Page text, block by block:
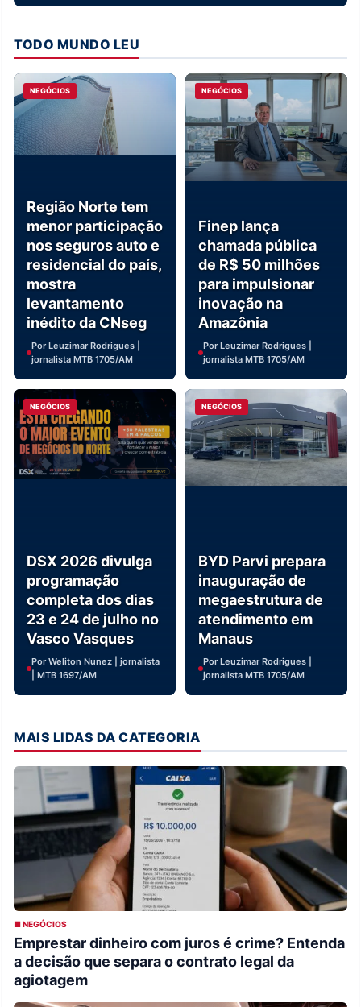
TODO MUNDO LEU
NEGÓCIOS
Região Norte tem
menor participação
nos seguros auto e
residencial do país,
mostra
levantamento
inédito da CNseg
Por Leuzimar Rodrigues |
jornalista MTB 1705/AM
NEGÓCIOS
Finep lança
chamada pública
de R$ 50 milhões
para impulsionar
inovação na
Amazônia
Por Leuzimar Rodrigues |
jornalista MTB 1705/AM
NEGÓCIOS
DSX 2026 divulga
programação
completa dos dias
23 e 24 de julho no
Vasco Vasques
Por Weliton Nunez | jornalista
| MTB 1697/AM
NEGÓCIOS
BYD Parvi prepara
inauguração de
megaestrutura de
atendimento em
Manaus
Por Leuzimar Rodrigues |
jornalista MTB 1705/AM
MAIS LIDAS DA CATEGORIA
■ NEGÓCIOS
Emprestar dinheiro com juros é crime? Entenda
a decisão que separa o contrato legal da
agiotagem